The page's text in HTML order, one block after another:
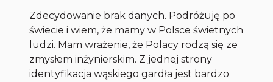
Zdecydowanie brak danych. Podróżuję po
świecie i wiem, że mamy w Polsce świetnych
ludzi. Mam wrażenie, że Polacy rodzą się ze
zmysłem inżynierskim. Z jednej strony
identyfikacja wąskiego gardła jest bardzo